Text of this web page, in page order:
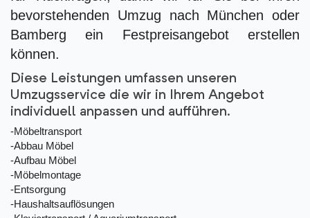
bevorstehenden Umzug nach München oder
Bamberg ein Festpreisangebot erstellen
können.
Diese Leistungen umfassen unseren
Umzugsservice die wir in Ihrem Angebot
individuell anpassen und aufführen.
-Möbeltransport
-Abbau Möbel
-Aufbau Möbel
-Möbelmontage
-Entsorgung
-Haushaltsauflösungen